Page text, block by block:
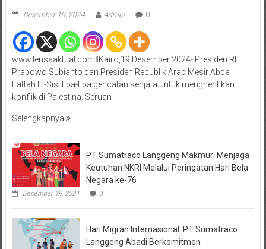
Desember 19, 2024 Admin 0
www.lensaaktual.comǁKairo,19 Desember 2024- Presiden RI
Prabowo Subianto dan Presiden Republik Arab Mesir Abdel
Fattah El-Sisi tiba-tiba gencatan senjata untuk menghentikan
konflik di Palestina. Seruan
Selengkapnya
PT Sumatraco Langgeng Makmur: Menjaga
Keutuhan NKRI Melalui Peringatan Hari Bela
Negara ke-76
Desember 19, 2024 0
Hari Migran Internasional: PT Sumatraco
Langgeng Abadi Berkomitmen